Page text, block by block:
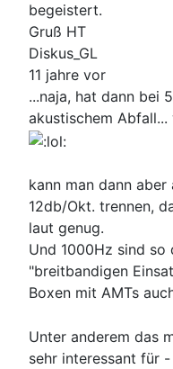
begeistert.
Gruß HT
Diskus_GL
11 jahre vor
...naja, hat dann bei
akustischem
kann man dann
12db/Okt. trennen,
laut genug.
Und 1000Hz sind
"breitbandigen
Boxen mit AMTs
Unter anderem das
sehr interessant für